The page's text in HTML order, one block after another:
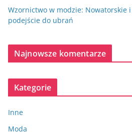
Wzornictwo w modzie: Nowatorskie
podejście do ubrań
Najnowsze komentarze
Kategorie
Inne
Moda